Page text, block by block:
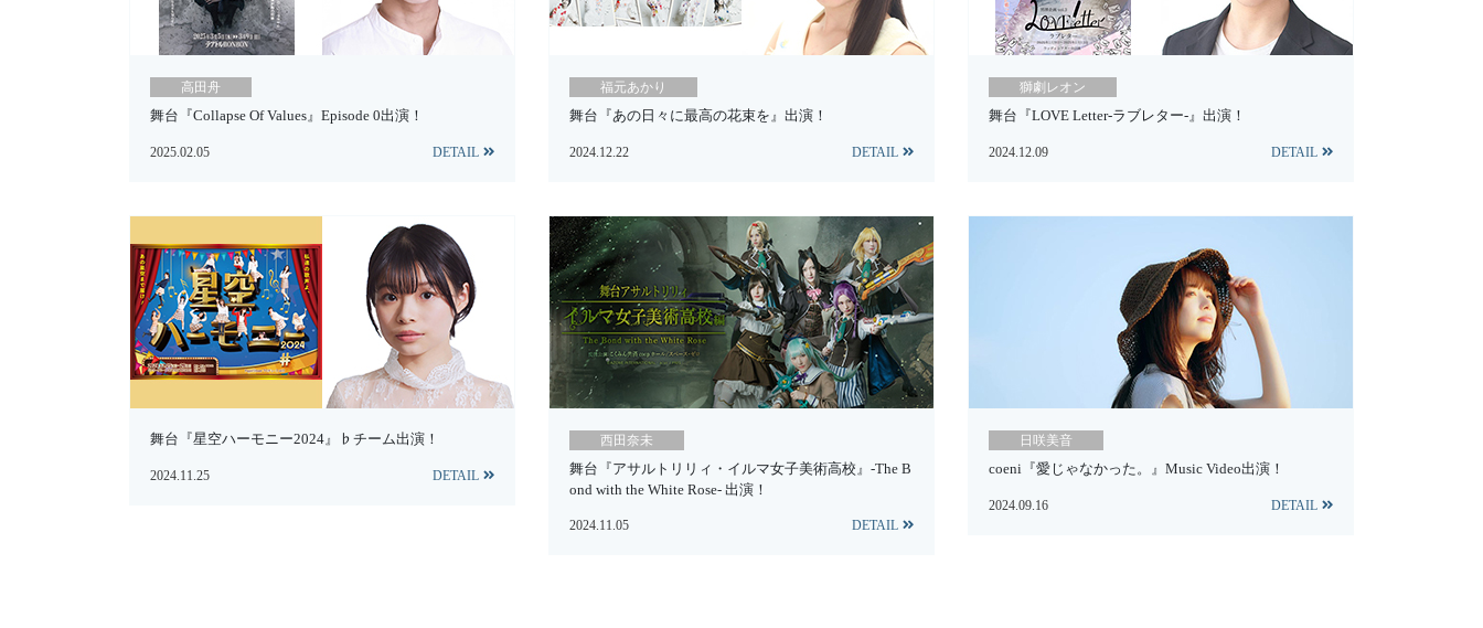
高田舟
舞台『Collapse Of Values』Episode 0出演！
2025.02.05 DETAIL
福元あかり
舞台『あの日々に最高の花束を』出演！
2024.12.22 DETAIL
獅劇レオン
舞台『LOVE Letter-ラブレター-』出演！
2024.12.09 DETAIL
舞台『星空ハーモニー2024』♭チーム出演！
2024.11.25 DETAIL
西田奈未
舞台『アサルトリリィ・イルマ女子美術高校』-The B
ond with the White Rose- 出演！
2024.11.05 DETAIL
日咲美音
coeni『愛じゃなかった。』Music Video出演！
2024.09.16 DETAIL